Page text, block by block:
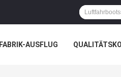
FABRIK-AUSFLUG